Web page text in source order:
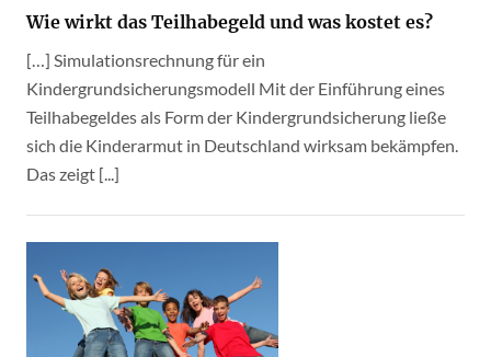
Wie wirkt das Teilhabegeld und was kostet es?
[…] Simulationsrechnung für ein
Kindergrundsicherungsmodell Mit der Einführung eines
Teilhabegeldes als Form der Kindergrundsicherung ließe
sich die Kinderarmut in Deutschland wirksam bekämpfen.
Das zeigt [...]